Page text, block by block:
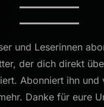
und Leserinnen
der dich direkt
Abonniert ihn und
Danke für eure